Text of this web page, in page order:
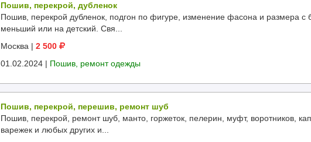
Пошив, перекрой, дубленок
Пошив, перекрой дубленок, подгон по фигуре, изменение фасона и размера с
меньший или на детский. Cвя...
Москва | 2 500
01.02.2024 | Пошив, ремонт одежды
Пошив, перекрой, перешив, ремонт шуб
Пошив, перекрой, ремонт шуб, манто, горжеток, пелерин, муфт, воротников,
варежек и любых других и...